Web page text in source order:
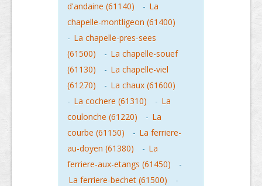
d'andaine (61140)
- La
chapelle-montligeon (61400)
- La chapelle-pres-sees
(61500)
- La chapelle-souef
(61130)
- La chapelle-viel
(61270)
- La chaux (61600)
- La cochere (61310) - La
coulonche (61220)
- La
courbe (61150)
- La ferriere-
au-doyen (61380)
- La
ferriere-aux-etangs (61450)
-
La ferriere-bechet (61500)
-